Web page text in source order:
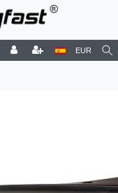
EUR